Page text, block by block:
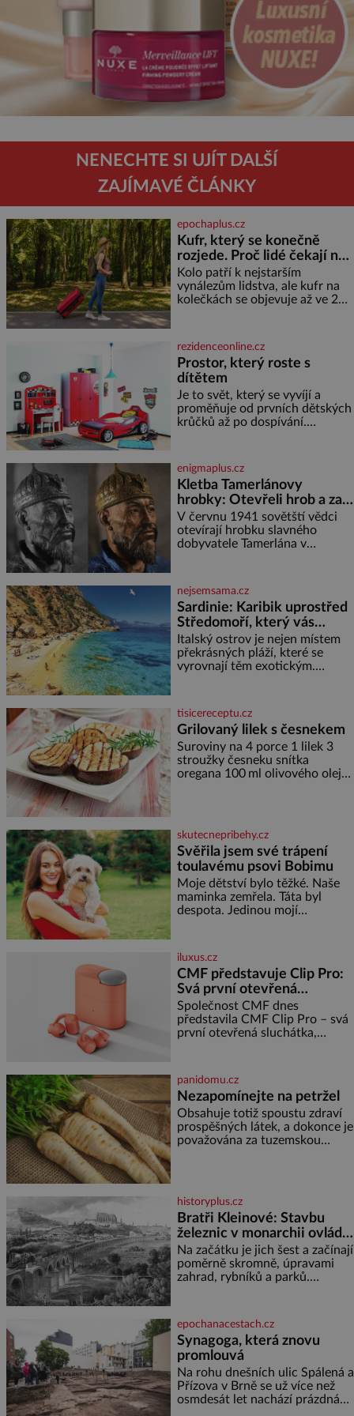
NENECHTE SI UJÍT DALŠÍ
ZAJÍMAVÉ ČLÁNKY
epochaplus.cz
Kufr, který se konečně
rozjede. Proč lidé čekají na
kolečka téměř pět tisíc let?
Kolo patří k nejstarším
vynálezům lidstva, ale kufr na
kolečkách se objevuje až ve 20.
zádech nebo je nakládají na
povozy. Stačí přitom jediný
nápad, připevnit ke kufru
kolečka. Jenže právě ten nikdo
dlouho nedostane. Až jednou se
na letišti ozve věta, která změní
rezidenceonline.cz
Prostor, který roste s
dítětem
Je to svět, který se vyvíjí a
proměňuje od prvních dětských
krůčků až po dospívání.
soustředění i odpočinek a
reaguje na každou etapu života
a specifické potřeby dítěte. Pro
nejmenší je klíčová
jednoduchost, měkkost a
bezpečí, proto by pokoj
miminka měl působit především
enigmaplus.cz
Kletba Tamerlánovy
hrobky: Otevřeli hrob a za
dva dny začala invaze do
SSSR. Náhoda, nebo
varování?
V červnu 1941 sovětští vědci
otevírají hrobku slavného
dobyvatele Tamerlána v
zahajuje operaci Barbarossa a
napadá Sovětský svaz. Shoda
dat je
nejsemsama.cz
Sardinie: Karibik uprostřed
Středomoří, který vás
okouzlí
Italský ostrov je nejen místem
překrásných pláží, které se
vyrovnají těm exotickým.
Fascinující stará malebná
městečka či třeba dechberoucí
útesy. Druhý největší italský
ostrov o velikosti přibližně
jedné třetiny České republiky
vás ohromí nejen svými plážemi
luxusem.Zjistěte,
tisicereceptu.cz
Grilovaný lilek s česnekem
Suroviny na 4 porce 1 lilek 3
stroužky česneku snítka
oregana 100 ml olivového oleje
kolečka lilku.
skutecnepribehy.cz
Svěřila jsem své trápení
toulavému psovi Bobimu
Moje dětství bylo těžké. Naše
maminka zemřela. Táta byl
despota. Jedinou mojí
dítě měla peklo. Maminka
zemřela, když jsem byla ještě
malá. Otec hodně pil a často
dokázal propít skoro celou
výplatu. Čtyři roky jsem chodila
do školy u nás na vesnici. Měli
mě tam rádi, protože
iluxus.cz
CMF představuje Clip Pro:
Svá první otevřená
sluchátka
Společnost CMF dnes
představila CMF Clip Pro – svá
první otevřená sluchátka,
stejně přirozeně, jako zní. CMF
Clip Pro jsou navržena pro lid
panidomu.cz
Nezapomínejte na petržel
Obsahuje totiž spoustu zdraví
prospěšných látek, a dokonce je
považována za tuzemskou
provitamin A, vitamin E a velké
množství vitamínu C (nejvíce ho
má nať, dokonce třikrát více než
pomeranč, v kořeni je také, ale
je ho desetkrát méně), a
kyselinu listovou. Ale
historyplus.cz
Bratři Kleinové: Stavbu
železnic v monarchii ovládli
samouci
Na začátku je jich šest a začínají
poměrně skromně, úpravami
zahrad, rybníků a parků.
vybudují na území monarchie
třetinu všech tratí, tedy asi
3500 kilometrů! Ohromně na
tom zbohatnou… Podnikavého
ducha zdědí bratři Kleinové po
otci Johannovi (1756–1835),
který má malý statek na
epochanacestach.cz
Synagoga, která znovu
promlouvá
Na rohu dnešních ulic Spálená a
Přízova v Brně se už více než
osmdesát let nachází prázdná